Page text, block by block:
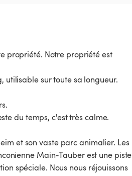
propriété. Notre propriété est
utilisable sur toute sa longueur.
du temps, c'est très calme.
et son vaste parc animalier. Les
Main-Tauber est une piste
spéciale. Nous nous réjouissons